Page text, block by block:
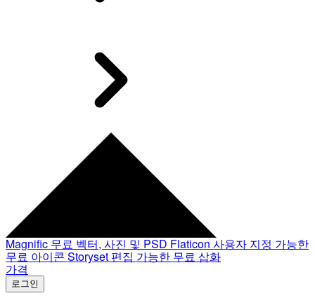
Magnific 무료 벡터, 사진 및 PSD Flaticon 사용자 지정 가능한
무료 아이콘 Storyset 편집 가능한 무료 삽화
가격
로그인